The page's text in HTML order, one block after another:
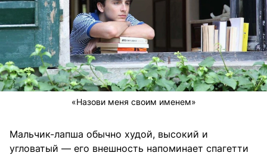
«Назови меня своим именем»
Мальчик-лапша обычно худой, высокий и
угловатый — его внешность напоминает спагетти